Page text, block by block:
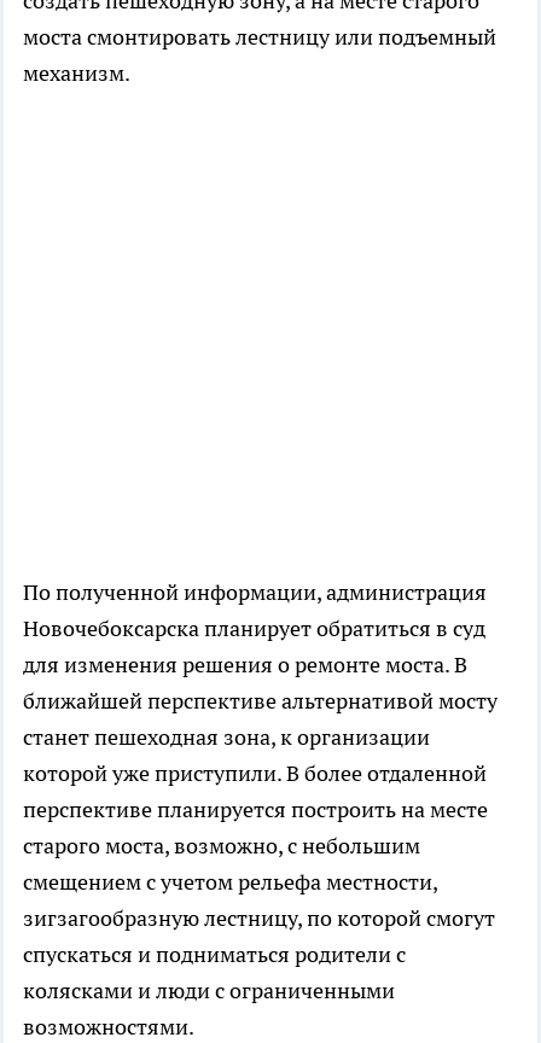
моста смонтировать лестницу или подъемный
механизм.
По полученной информации, администрация
Новочебоксарска планирует обратиться в суд
для изменения решения о ремонте моста. В
ближайшей перспективе альтернативой мосту
станет пешеходная зона, к организации
которой уже приступили. В более отдаленной
перспективе планируется построить на месте
старого моста, возможно, с небольшим
смещением с учетом рельефа местности,
зигзагообразную лестницу, по которой смогут
спускаться и подниматься родители с
колясками и люди с ограниченными
возможностями.